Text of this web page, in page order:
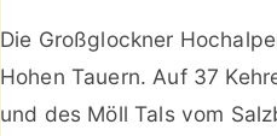
Die Großglockner
Hohen Tauern. Auf 37
und des Möll Tals vom